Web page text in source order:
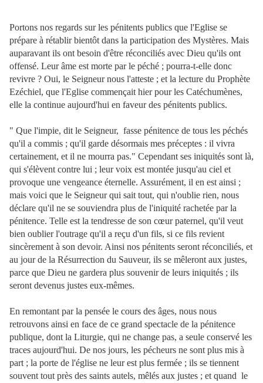
Portons nos regards sur les pénitents publics que l'Eglise se
prépare à rétablir bientôt dans la participation des Mystères. Mais
auparavant ils ont besoin d'être réconciliés avec Dieu qu'ils ont
offensé. Leur âme est morte par le péché ; pourra-t-elle donc
revivre ? Oui, le Seigneur nous l'atteste ; et la lecture du Prophète
Ezéchiel, que l'Eglise commençait hier pour les Catéchumènes,
elle la continue aujourd'hui en faveur des pénitents publics.
" Que l'impie, dit le Seigneur, fasse pénitence de tous les péchés
qu'il a commis ; qu'il garde désormais mes préceptes : il vivra
certainement, et il ne mourra pas." Cependant ses iniquités sont là,
qui s'élèvent contre lui ; leur voix est montée jusqu'au ciel et
provoque une vengeance éternelle. Assurément, il en est ainsi ;
mais voici que le Seigneur qui sait tout, qui n'oublie rien, nous
déclare qu'il ne se souviendra plus de l'iniquité rachetée par la
pénitence. Telle est la tendresse de son cœur paternel, qu'il veut
bien oublier l'outrage qu'il a reçu d'un fils, si ce fils revient
sincèrement à son devoir. Ainsi nos pénitents seront réconciliés, et
au jour de la Résurrection du Sauveur, ils se mêleront aux justes,
parce que Dieu ne gardera plus souvenir de leurs iniquités ; ils
seront devenus justes eux-mêmes.
En remontant par la pensée le cours des âges, nous nous
retrouvons ainsi en face de ce grand spectacle de la pénitence
publique, dont la Liturgie, qui ne change pas, a seule conservé les
traces aujourd'hui. De nos jours, les pécheurs ne sont plus mis à
part ; la porte de l'église ne leur est plus fermée ; ils se tiennent
souvent tout près des saints autels, mêlés aux justes ; et quand le